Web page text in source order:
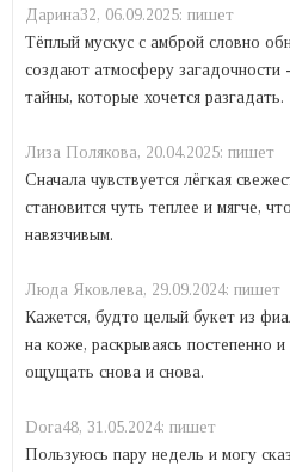
Дарина32, 06.09.2025: пишет
Тёплый мускус с амброй словно
создают атмосферу
тайны, которые хочется разгадать.
Лиза Полякова, 20.04.2025: пишет
Сначала чувствуется лёгкая
становится чуть теплее и мягче,
навязчивым.
Люда Яковлева, 29.09.2024: пишет
Кажется, будто целый букет из
на коже, раскрываясь постепенно
ощущать снова и снова.
Dora48, 31.05.2024: пишет
Пользуюсь пару недель и могу